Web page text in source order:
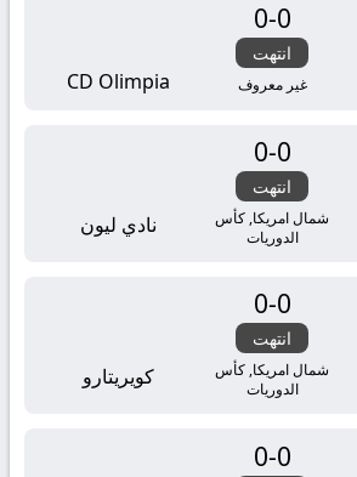
0
-
0
انتهت
غير معروف CD Olimpia
0
-
0
انتهت
شمال امريكا, كأس
الدوريات
نادي ليون
0
-
0
انتهت
شمال امريكا, كأس
الدوريات
كويريتارو
0
-
0